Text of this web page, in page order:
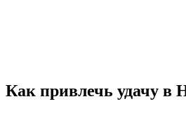
Как привлечь удачу в